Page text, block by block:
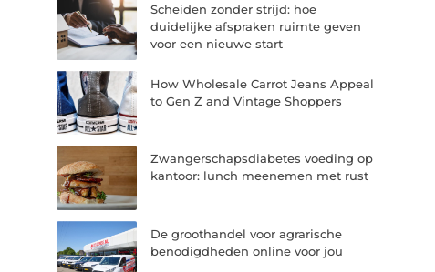
Scheiden zonder strijd: hoe
duidelijke afspraken ruimte geven
voor een nieuwe start
How Wholesale Carrot Jeans Appeal
to Gen Z and Vintage Shoppers
Zwangerschapsdiabetes voeding op
kantoor: lunch meenemen met rust
De groothandel voor agrarische
benodigdheden online voor jou